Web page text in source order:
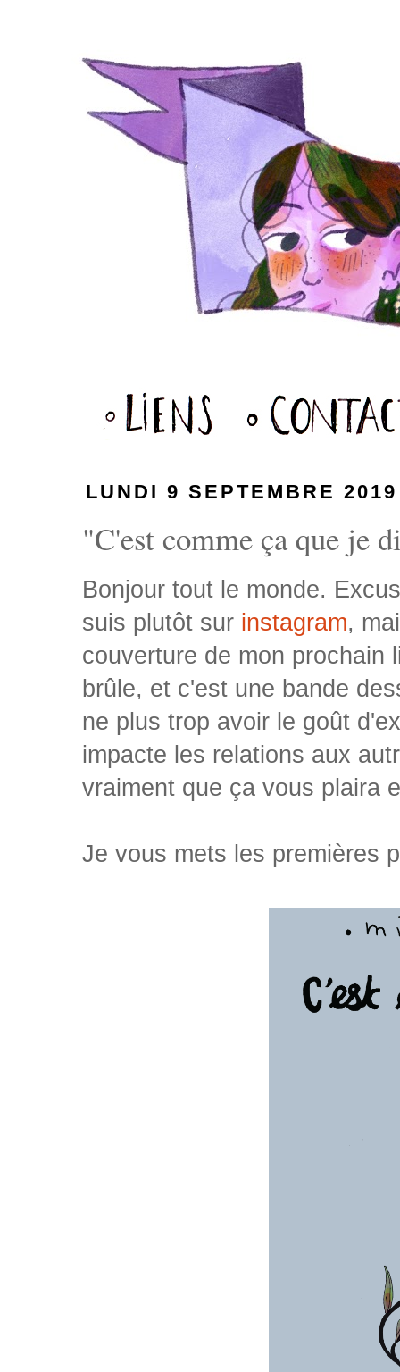
LUNDI 9 SEPTEMBRE 2019
"C'est comme ça que je
Bonjour tout le monde.
suis plutôt sur instagram,
couverture de mon prochain
brûle, et c'est une bande
ne plus trop avoir le goût
impacte les relations aux
vraiment que ça vous plaira
Je vous mets les premières